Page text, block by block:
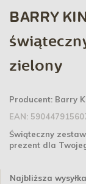
BARRY
zielony
Producent: Barry
EAN:
Świąteczny
prezent dla
Najbliższa